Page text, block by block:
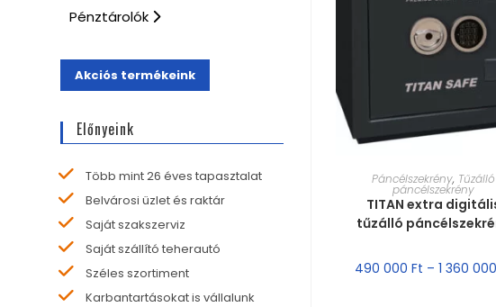
MÉRET VÁLASZTÁSA
Páncélszekrény, Tűzálló
páncélszekrény
TITAN extra
tűzálló
490 000 Ft – 1 360 000
Pénztárolók
Akciós termékeink
Előnyeink
Több mint 26 éves tapasztalat
Belvárosi üzlet és raktár
Saját szakszerviz
Saját szállító teherautó
Széles szortiment
Karbantartásokat is vállalunk